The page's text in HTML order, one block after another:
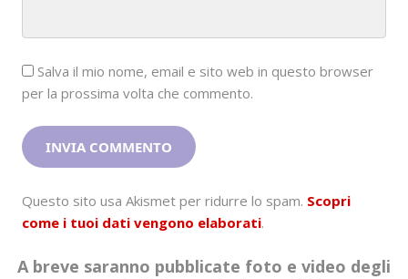
Salva il mio nome, email e sito web in questo browser
per la prossima volta che commento.
Questo sito usa Akismet per ridurre lo spam. Scopri
come i tuoi dati vengono elaborati.
A breve saranno pubblicate foto e video degli